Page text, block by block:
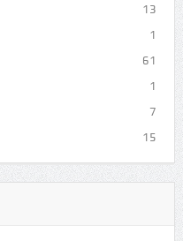
13
1
61
1
7
15